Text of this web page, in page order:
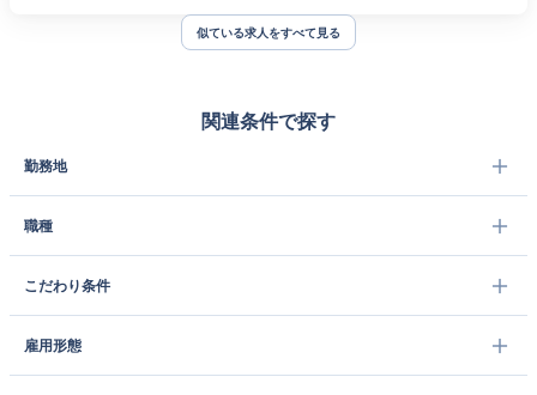
似ている求人をすべて見る
関連条件で探す
勤務地
職種
こだわり条件
雇用形態